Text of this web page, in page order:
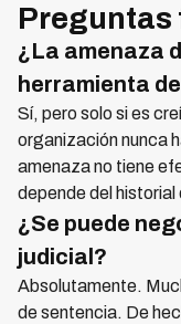
¿La amenaza
herramienta
Sí, pero solo si es
organización nunca
amenaza no tiene
depende del
¿Se puede
judicial?
Absolutamente.
de sentencia. De